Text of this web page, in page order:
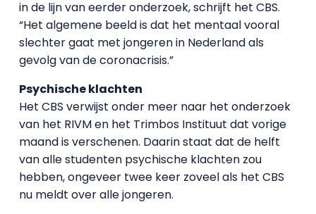
in de lijn van eerder onderzoek, schrijft het CBS.
“Het algemene beeld is dat het mentaal vooral
slechter gaat met jongeren in Nederland als
gevolg van de coronacrisis.”
Psychische klachten
Het CBS verwijst onder meer naar het onderzoek
van het RIVM en het Trimbos Instituut dat vorige
maand is verschenen. Daarin staat dat de helft
van alle studenten psychische klachten zou
hebben, ongeveer twee keer zoveel als het CBS
nu meldt over alle jongeren.